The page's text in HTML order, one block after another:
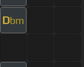
Dbm